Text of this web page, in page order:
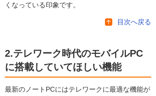
くなっている印象です。
目次へ戻る
2.テレワーク時代のモバイルPC
に搭載していてほしい機能
最新のノートPCにはテレワークに最適な機能が